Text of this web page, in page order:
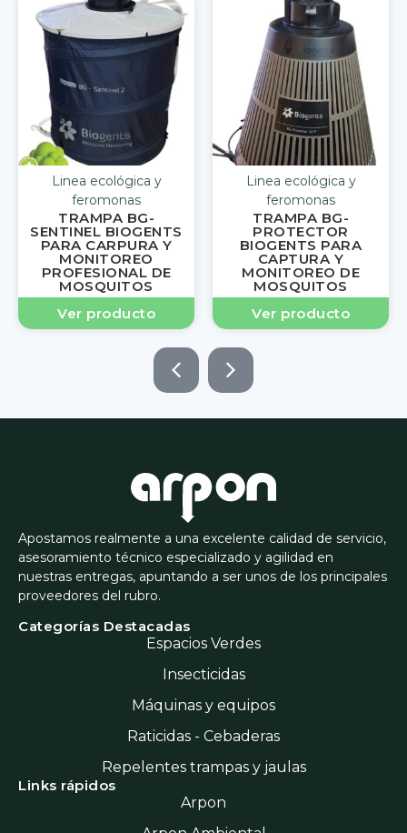
Linea ecológica y
feromonas
TRAMPA BG-
PROTECTOR
BIOGENTS PARA
CAPTURA Y
MONITOREO DE
MOSQUITOS
Ver producto
Linea ecológica y
feromonas
TRAMPA BG-GAT
BIOGENTS PARA
MONITOREO Y
CAPTURA DE
MOSQUICOS
AEGYPTI
Ver producto
Apostamos realmente a una excelente calidad de servicio,
asesoramiento técnico especializado y agilidad en
nuestras entregas, apuntando a ser unos de los principales
proveedores del rubro.
Categorías Destacadas
Espacios Verdes
Insecticidas
Máquinas y equipos
Raticidas - Cebaderas
Repelentes trampas y jaulas
Links rápidos
Arpon